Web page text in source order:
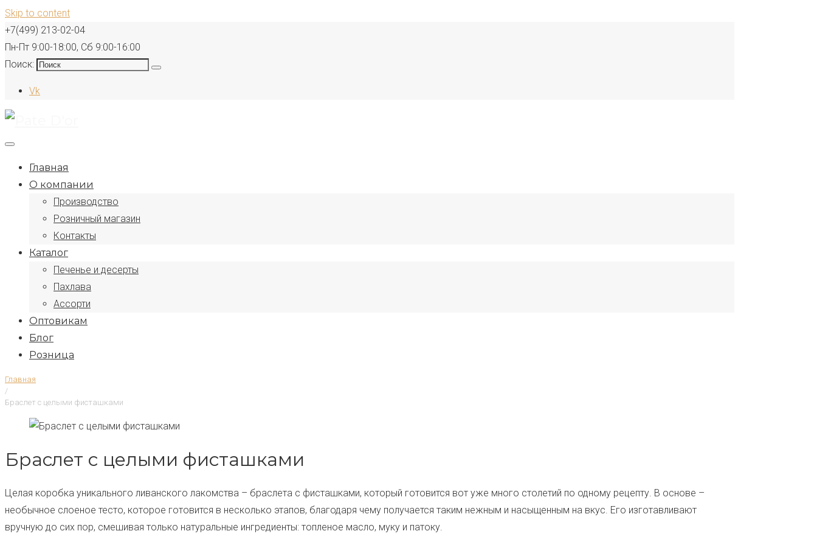
Skip to content
+7(499) 213-02-04
Пн-Пт 9:00-18:00, Сб 9:00-16:00
Поиск:
Vk
Главная
О компании
Производство
Розничный магазин
Контакты
Каталог
Печенье и десерты
Пахлава
Ассорти
Оптовикам
Блог
Розница
Главная
/
Браслет с целыми фисташками
Браслет с целыми фисташками
Целая коробка уникального ливанского лакомства – браслета с фисташками, который готовится вот уже много столетий по одному рецепту. В основе –
необычное слоеное тесто, которое готовится в несколько этапов, благодаря чему получается таким нежным и насыщенным на вкус. Его изготавливают
вручную до сих пор, смешивая только натуральные ингредиенты: топленое масло, муку и патоку.